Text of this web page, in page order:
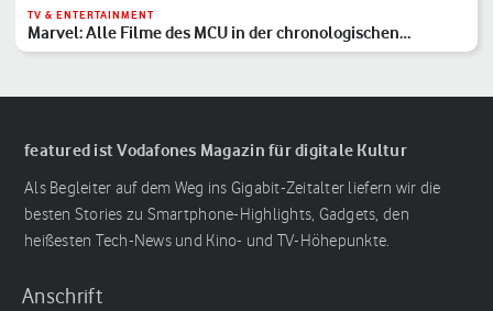
TV & ENTERTAINMENT
Marvel: Alle Filme des MCU in der chronologischen
Reihenfolge
featured ist Vodafones Magazin für digitale Kultur
Als Begleiter auf dem Weg ins Gigabit-Zeitalter liefern wir die
besten Stories zu Smartphone-Highlights, Gadgets, den
heißesten Tech-News und Kino- und TV-Höhepunkte.
Anschrift